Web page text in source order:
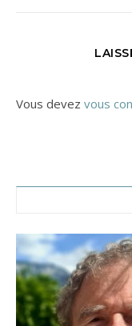
Vous devez vous